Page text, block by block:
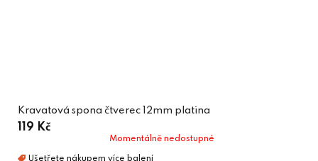
Kravatová spona čtverec 12mm platina
119 Kč
Momentálně nedostupné